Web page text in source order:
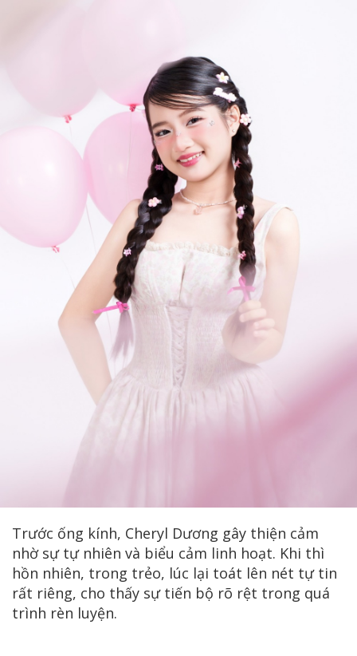
Trước ống kính, Cheryl Dương gây thiện cảm
nhờ sự tự nhiên và biểu cảm linh hoạt. Khi thì
hồn nhiên, trong trẻo, lúc lại toát lên nét tự tin
rất riêng, cho thấy sự tiến bộ rõ rệt trong quá
trình rèn luyện.